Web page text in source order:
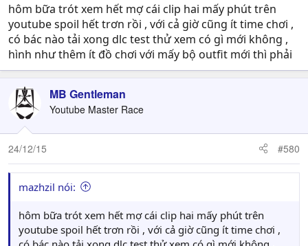
hôm bữa trót xem hết mợ cái clip hai mấy phút trên
youtube spoil hết trơn rồi , với cả giờ cũng ít time chơi ,
có bác nào tải xong dlc test thử xem có gì mới không ,
hình như thêm ít đồ chơi với mấy bộ outfit mới thì phải
MB Gentleman
Youtube Master Race
24/12/15 #580
mazhzil nói:
hôm bữa trót xem hết mợ cái clip hai mấy phút trên
youtube spoil hết trơn rồi , với cả giờ cũng ít time chơi ,